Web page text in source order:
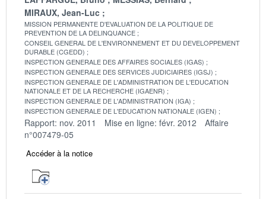
MIRAUX, Jean-Luc
MISSION PERMANENTE D'EVALUATION DE LA POLITIQUE DE
PREVENTION DE LA DELINQUANCE
CONSEIL GENERAL DE L'ENVIRONNEMENT ET DU DEVELOPPEMENT
DURABLE (CGEDD)
INSPECTION GENERALE DES AFFAIRES SOCIALES (IGAS)
INSPECTION GENERALE DES SERVICES JUDICIAIRES (IGSJ)
INSPECTION GENERALE DE L'ADMINISTRATION DE L'EDUCATION
NATIONALE ET DE LA RECHERCHE (IGAENR)
INSPECTION GENERALE DE L'ADMINISTRATION (IGA)
INSPECTION GENERALE DE L'EDUCATION NATIONALE (IGEN)
Rapport: nov. 2011 Mise en ligne: févr. 2012
Affaire
n°007479-05
Accéder à la notice